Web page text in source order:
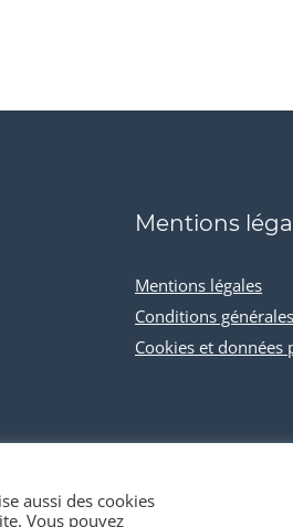
Mentions
Mentions légales
Conditions
Cookies et données
aussi des cookies
Vous pouvez